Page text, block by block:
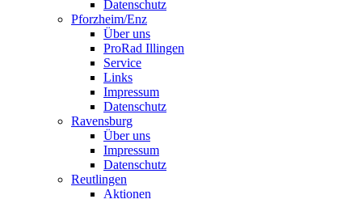
Datenschutz
Pforzheim/Enz
Über uns
ProRad Illingen
Service
Links
Impressum
Datenschutz
Ravensburg
Über uns
Impressum
Datenschutz
Reutlingen
Aktionen